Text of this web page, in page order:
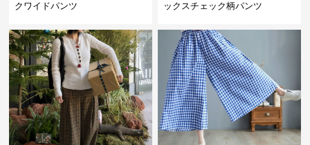
クワイドパンツ
ックスチェック柄パンツ